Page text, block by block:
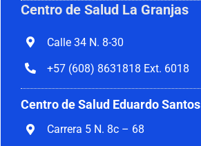
Centro de Salud La Granjas
Calle 34 N. 8-30
+57 (608) 8631818 Ext. 6018
Centro de Salud Eduardo Santos
Carrera 5 N. 8c – 68